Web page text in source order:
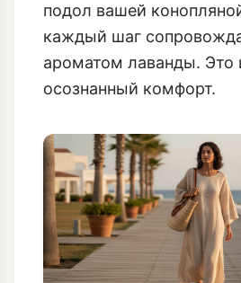
подол вашей
каждый шаг
ароматом лаванды. Это
осознанный комфорт.